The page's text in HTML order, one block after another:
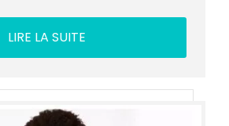
LIRE LA SUITE